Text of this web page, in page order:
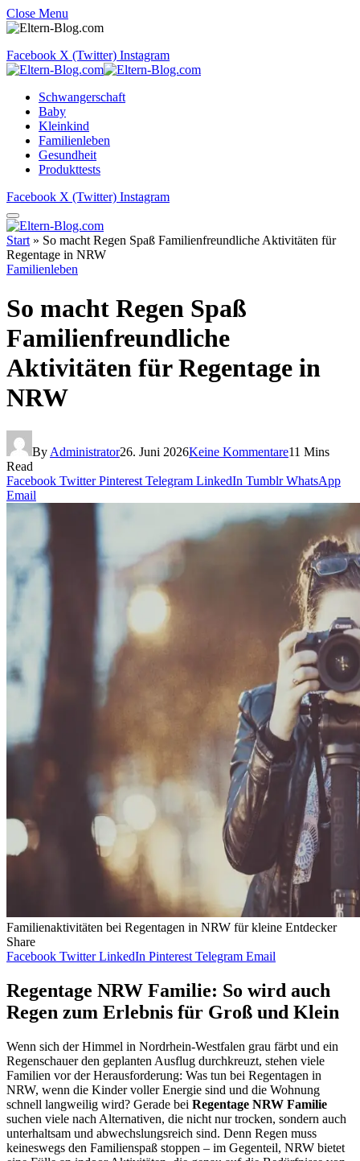
Close Menu
Facebook X (Twitter) Instagram
Schwangerschaft
Baby
Kleinkind
Familienleben
Gesundheit
Produkttests
Facebook X (Twitter) Instagram
Start » So macht Regen Spaß Familienfreundliche Aktivitäten für
Regentage in NRW
Familienleben
So macht Regen Spaß
Familienfreundliche
Aktivitäten für Regentage in
NRW
By Administrator26. Juni 2026Keine Kommentare11 Mins
Read
Facebook Twitter Pinterest Telegram LinkedIn Tumblr WhatsApp
Email
Familienaktivitäten bei Regentagen in NRW für kleine Entdecker
Share
Facebook Twitter LinkedIn Pinterest Telegram Email
Regentage NRW Familie: So wird auch
Regen zum Erlebnis für Groß und Klein
Wenn sich der Himmel in Nordrhein-Westfalen grau färbt und ein
Regenschauer den geplanten Ausflug durchkreuzt, stehen viele
Familien vor der Herausforderung: Was tun bei Regentagen in
NRW, wenn die Kinder voller Energie sind und die Wohnung
schnell langweilig wird? Gerade bei Regentage NRW Familie
suchen viele nach Alternativen, die nicht nur trocken, sondern auch
unterhaltsam und abwechslungsreich sind. Denn Regen muss
keineswegs den Familienspaß stoppen – im Gegenteil, NRW bietet